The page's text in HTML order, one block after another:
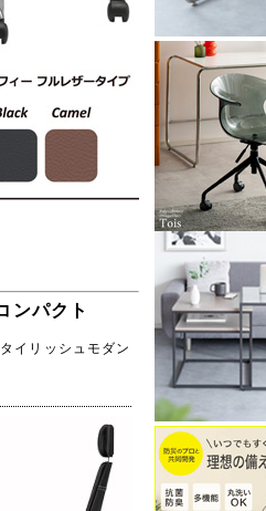
ンパクト
イリッシュモダン